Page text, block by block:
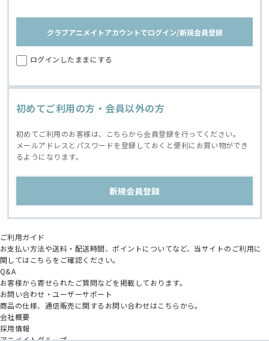
クラブアニメイトアカウントでログイン/新規会員登録
ログインしたままにする
初めてご利用の方・会員以外の方
初めてご利用のお客様は、こちらから会員登録を行ってください。
メールアドレスとパスワードを登録しておくと便利にお買い物ができ
るようになります。
ご利用ガイド
お支払い方法や送料・配送時間、ポイントについてなど、当サイトのご利用に
関してはこちらをご確認ください。
Q&A
お客様から寄せられたご質問などを掲載しております。
お問い合わせ・ユーザーサポート
商品の仕様、通信販売に関するお問い合わせはこちらから。
会社概要
採用情報